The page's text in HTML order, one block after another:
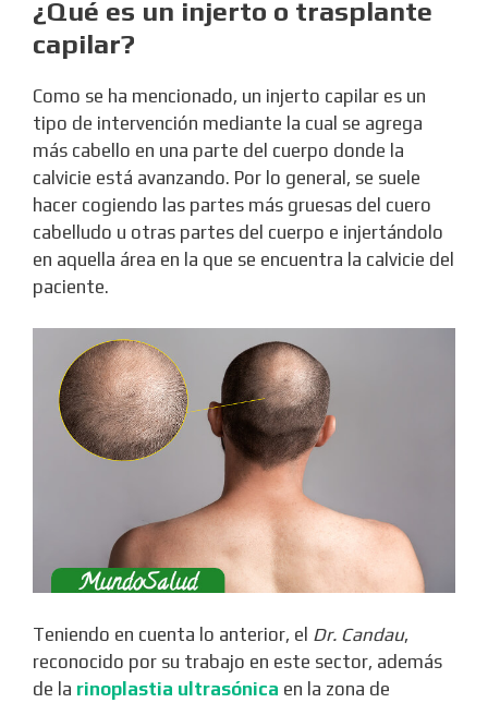
¿Qué es un injerto o trasplante
capilar?
Como se ha mencionado, un injerto capilar es un
tipo de intervención mediante la cual se agrega
más cabello en una parte del cuerpo donde la
calvicie está avanzando. Por lo general, se suele
hacer cogiendo las partes más gruesas del cuero
cabelludo u otras partes del cuerpo e injertándolo
en aquella área en la que se encuentra la calvicie del
paciente.
Teniendo en cuenta lo anterior, el Dr. Candau,
reconocido por su trabajo en este sector, además
de la rinoplastia ultrasónica en la zona de